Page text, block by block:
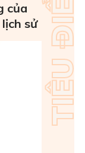
của
sử